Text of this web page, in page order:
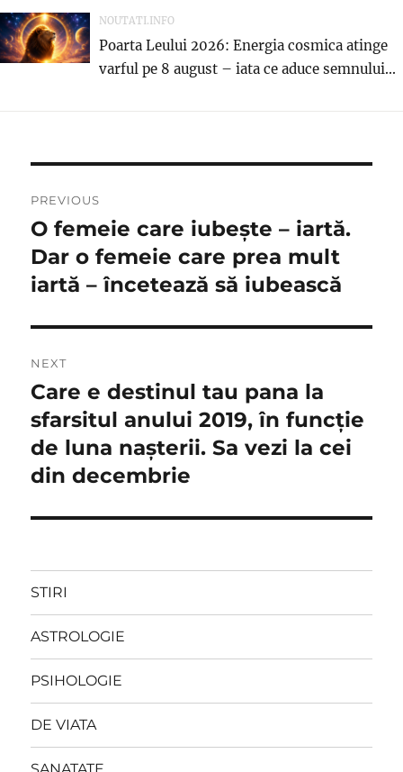
NOUTATI.INFO
Poarta Leului 2026: Energia cosmica atinge
varful pe 8 august – iata ce aduce semnului...
în
articole
PREVIOUS
Previous
post:
O femeie care iubește – iartă.
Dar o femeie care prea mult
iartă – încetează să iubească
NEXT
Next
post:
Care e destinul tau pana la
sfarsitul anului 2019, în funcție
de luna nașterii. Sa vezi la cei
din decembrie
STIRI
ASTROLOGIE
PSIHOLOGIE
DE VIATA